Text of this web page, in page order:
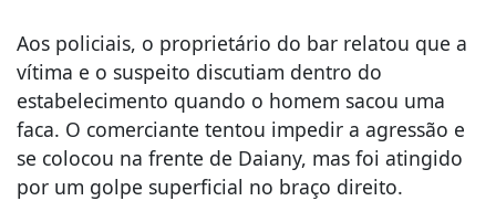
Aos policiais, o proprietário do bar relatou que a
vítima e o suspeito discutiam dentro do
estabelecimento quando o homem sacou uma
faca. O comerciante tentou impedir a agressão e
se colocou na frente de Daiany, mas foi atingido
por um golpe superficial no braço direito.